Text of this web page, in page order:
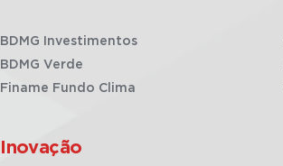
BDMG Investimentos
BDMG Verde
Finame Fundo Clima
Inovação